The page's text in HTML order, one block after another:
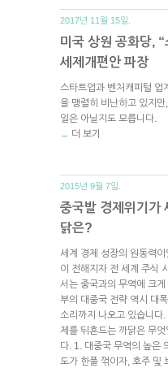
2017년 11월 15일.
미국 상원 공화당,
세제개편안 파장
스타트업과 벤처캐피털 업
을 맹렬히 비난하고 있지
일은 아닐지도 모릅니다.
→ 더 보기
2015년 9월 7일.
중국발 경제위기가
닭은?
세계 경제 성장의 원동력
이 전해지자 전 세계 주식
서는 중국과의 무역에 크
부의 대중국 전략 역시 대
소리까지 나오고 있습니다
제를 뒤흔드는 까닭은 무
다. 1. 대중국 무역의 높은
도가 한풀 꺾이자, 호주 및